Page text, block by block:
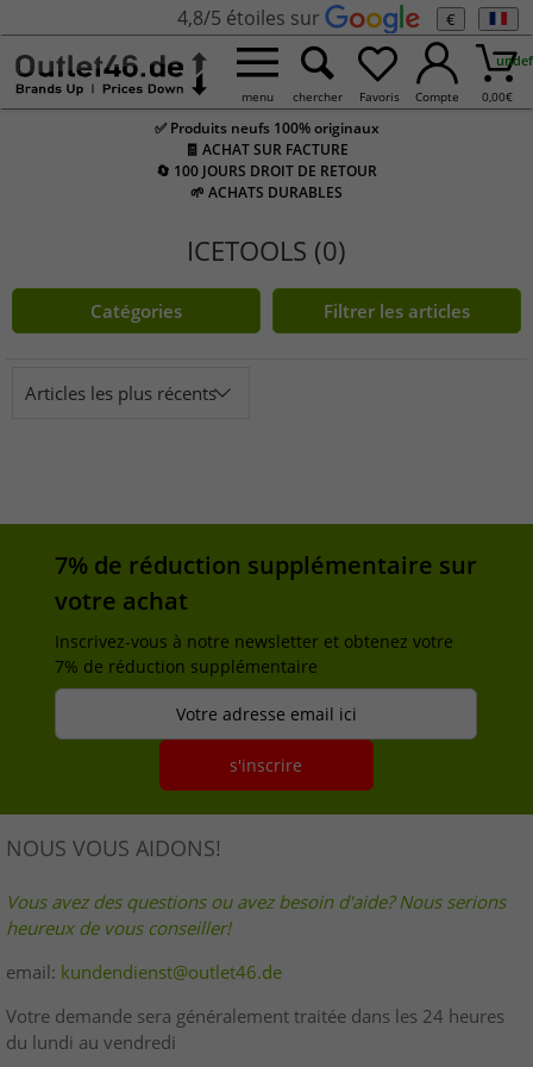
4,8/5 étoiles sur €
menu chercher Favoris Compte 0,00€
✅ Produits neufs 100% originaux
🧾 ACHAT SUR FACTURE
🔄 100 JOURS DROIT DE RETOUR
🌱 ACHATS DURABLES
ICETOOLS (0)
Catégories Filtrer les articles
Articles les plus récents
7% de réduction supplémentaire sur
votre achat
Inscrivez-vous à notre newsletter et obtenez votre
7% de réduction supplémentaire
Votre adresse email ici
s'inscrire
NOUS VOUS AIDONS!
Vous avez des questions ou avez besoin d'aide? Nous serions
heureux de vous conseiller!
email: kundendienst@outlet46.de
Votre demande sera généralement traitée dans les 24 heures
du lundi au vendredi